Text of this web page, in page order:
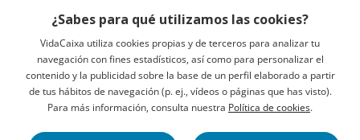
¿Sabes para qué utilizamos las cookies?
VidaCaixa utiliza cookies propias y de terceros para analizar tu
navegación con fines estadísticos, así como para personalizar el
contenido y la publicidad sobre la base de un perfil elaborado a partir
de tus hábitos de navegación (p. ej., vídeos o páginas que has visto).
Para más información, consulta nuestra Política de cookies.
Informació Legal Sobre VidaCaixa, S.A.
Avís Legal
Privacidad